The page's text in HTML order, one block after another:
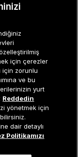
© Eren Holding
için çerezler
için zorunlu
ve bu
yurt
Reddedin
yönetmek için
dair detaylı
Politikamızı